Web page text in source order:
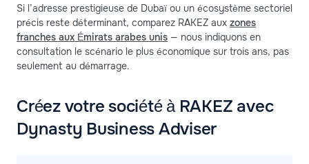
Si l’adresse prestigieuse de Dubaï ou un écosystème sectoriel
précis reste déterminant, comparez RAKEZ aux zones
franches aux Émirats arabes unis — nous indiquons en
consultation le scénario le plus économique sur trois ans, pas
seulement au démarrage.
Créez votre société à RAKEZ avec
Dynasty Business Adviser